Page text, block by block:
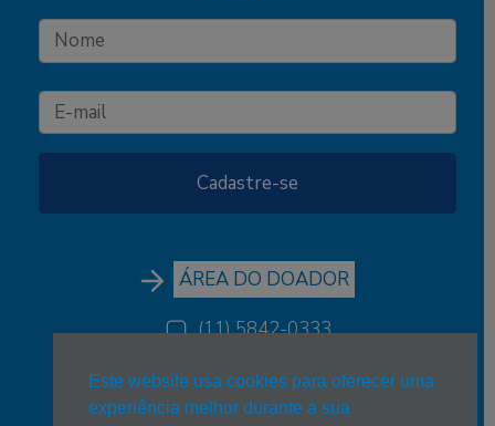
ÁREA DO DOADOR
(11) 5842-0333
(11) 5842-0333
Este website usa cookies para oferecer uma
experiência melhor durante a sua